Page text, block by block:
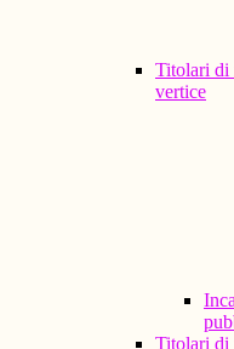
Titolari di
vertice
Titolari di